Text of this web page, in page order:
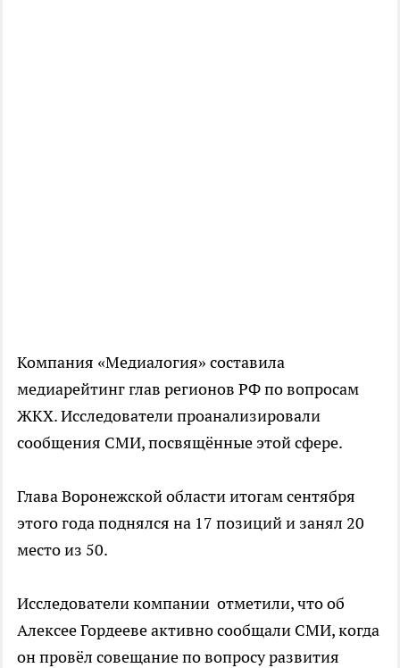
Компания «Медиалогия» составила
медиарейтинг глав регионов РФ по вопросам
ЖКХ. Исследователи проанализировали
сообщения СМИ, посвящённые этой сфере.
Глава Воронежской области итогам сентября
этого года поднялся на 17 позиций и занял 20
место из 50.
Исследователи компании отметили, что об
Алексее Гордееве активно сообщали СМИ, когда
он провёл совещание по вопросу развития